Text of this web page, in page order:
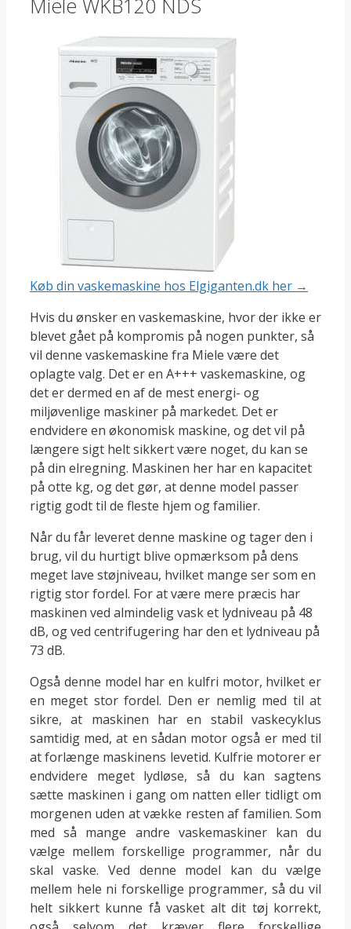
Køb din vaskemaskine hos Elgiganten.dk her →
Hvis du ønsker en vaskemaskine, hvor der ikke er
blevet gået på kompromis på nogen punkter, så
vil denne vaskemaskine fra Miele være det
oplagte valg. Det er en A+++ vaskemaskine, og
det er dermed en af de mest energi- og
miljøvenlige maskiner på markedet. Det er
endvidere en økonomisk maskine, og det vil på
længere sigt helt sikkert være noget, du kan se
på din elregning. Maskinen her har en kapacitet
på otte kg, og det gør, at denne model passer
rigtig godt til de fleste hjem og familier.
Når du får leveret denne maskine og tager den i
brug, vil du hurtigt blive opmærksom på dens
meget lave støjniveau, hvilket mange ser som en
rigtig stor fordel. For at være mere præcis har
maskinen ved almindelig vask et lydniveau på 48
dB, og ved centrifugering har den et lydniveau på
73 dB.
Også denne model har en kulfri motor, hvilket er
en meget stor fordel. Den er nemlig med til at
sikre, at maskinen har en stabil vaskecyklus
samtidig med, at en sådan motor også er med til
at forlænge maskinens levetid. Kulfrie motorer er
endvidere meget lydløse, så du kan sagtens
sætte maskinen i gang om natten eller tidligt om
morgenen uden at vække resten af familien. Som
med så mange andre vaskemaskiner kan du
vælge mellem forskellige programmer, når du
skal vaske. Ved denne model kan du vælge
mellem hele ni forskellige programmer, så du vil
helt sikkert kunne få vasket alt dit tøj korrekt,